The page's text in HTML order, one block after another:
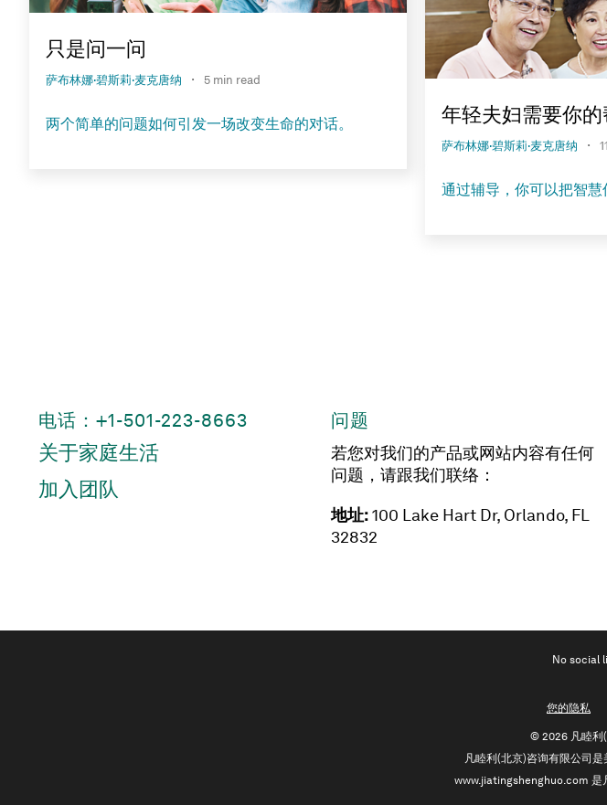
只是问一问
萨布林娜·碧斯莉·麦克唐纳 · 5 min read
两个简单的问题如何引发一场改变生命的对话。 年轻夫妇需要你的
萨布林娜·碧斯莉·麦克唐纳 ·
通过辅导，你可以把智慧
电话：+1-501-223-8663
关于家庭生活
加入团队
问题
若您对我们的产品或网站内容有任何
问题，请跟我们联络：
地址:100 Lake Hart Dr, Orlando, FL
32832
No social
您的隐私
© 2026 凡睦利
凡睦利(北京)咨询有限公司
www.jiatingshenghuo.com 是